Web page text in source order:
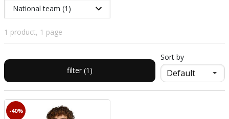
National team (1)
1 product, 1 page
filter (1)
Sort by
-40%